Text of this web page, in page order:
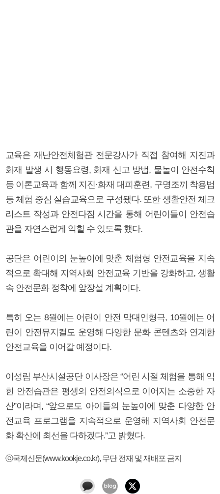
교육은 재난안전체험관 전문강사가 직접 참여해 지진과
화재 발생 시 행동요령, 화재 신고 방법, 물놀이 안전수칙
등 이론교육과 함께 지진·화재 대피훈련, 구명조끼 착용법
등 체험 중심 실습교육으로 구성됐다. 또한 생활안전 체크
리스트 작성과 안전다짐 시간을 통해 어린이들이 안전습
관을 자연스럽게 익힐 수 있도록 했다.
공단은 어린이의 눈높이에 맞춘 체험형 안전교육을 지속
적으로 확대해 지역사회 안전교육 기반을 강화하고, 생활
속 안전문화 정착에 앞장설 계획이다.
특히 오는 8월에는 어린이 안전 막대인형극, 10월에는 어
린이 안전뮤지컬도 운영해 다양한 문화 콘텐츠와 연계한
안전교육을 이어갈 예정이다.
이성림 부산시설공단 이사장은 “어린 시절 체험을 통해 익
힌 안전습관은 평생의 안전의식으로 이어지는 소중한 자
산”이라며, “앞으로도 아이들의 눈높이에 맞춘 다양한 안
전교육 프로그램을 지속적으로 운영해 지역사회 안전문
화 확산에 최선을 다하겠다.”고 밝혔다.
ⓒ국제신문(www.kookje.co.kr), 무단 전재 및 재배포 금지